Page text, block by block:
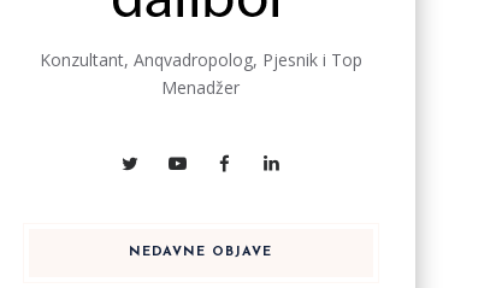
Konzultant, Anqvadropolog, Pjesnik i Top
Menadžer
NEDAVNE OBJAVE